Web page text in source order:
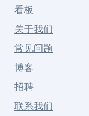
看板
关于我们
常见问题
博客
招聘
联系我们